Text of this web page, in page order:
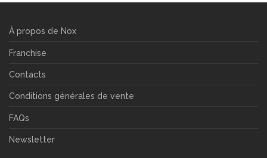
À propos de Nox
Franchise
Contacts
Conditions générales de vente
FAQs
Newsletter